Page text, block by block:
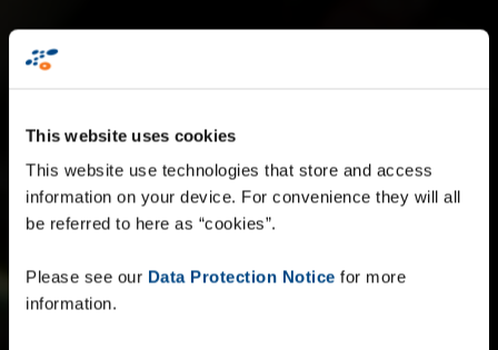
This website uses cookies
This website use technologies that store and access
information on your device. For convenience they will all
be referred to here as “cookies”.
Please see our Data Protection Notice for more
information.
ע רכותתיוגסטנדרטיות
פתרונות התיוג של Zetes מאפשרים יישום תוויות
דקורטיביות מדויקות במהירות לכל מוצר או קופסה